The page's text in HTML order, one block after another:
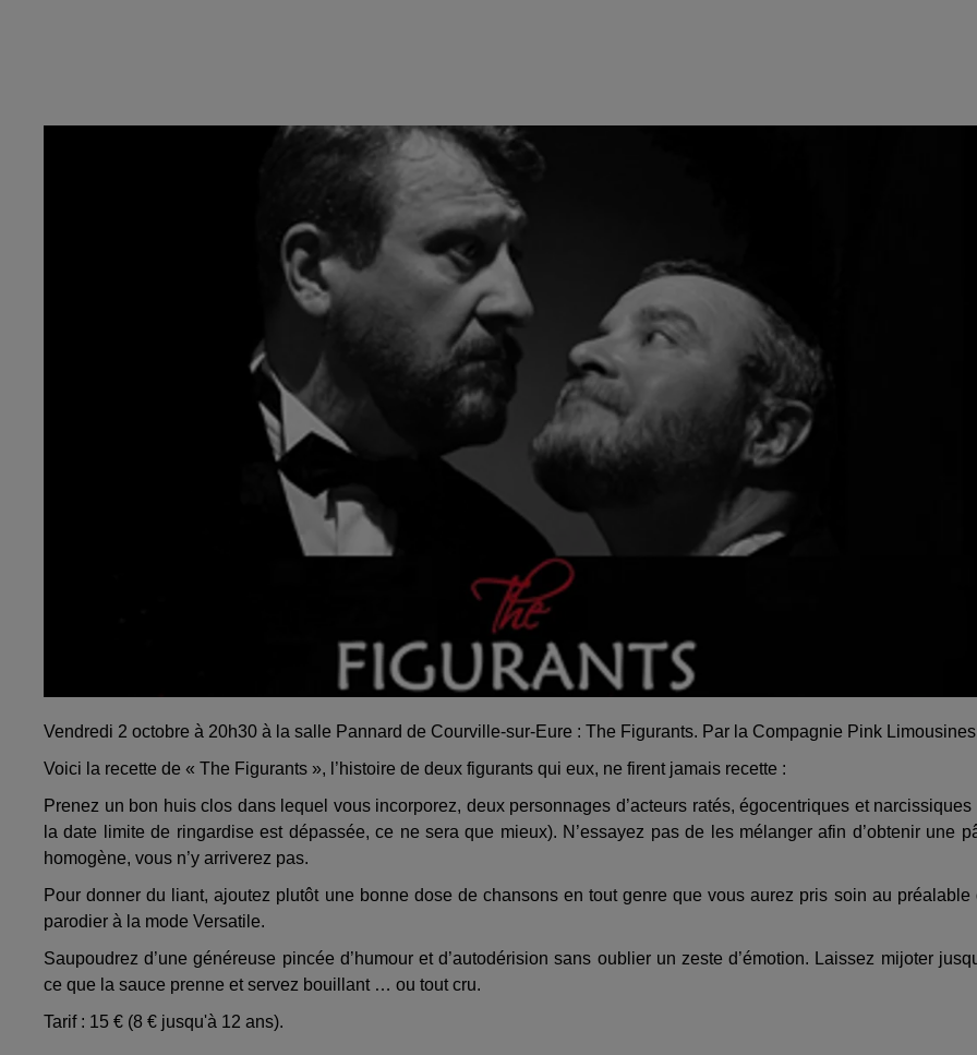
Vendredi 2 octobre à 20h30 à la salle Pannard de Courville-sur-Eure : The Figurants. Par la Compagnie Pink
Voici la recette de « The Figurants », l’histoire de deux figurants qui eux, ne firent jamais recette :
Prenez un bon huis clos dans lequel vous incorporez, deux personnages d’acteurs ratés, égocentriques et narcissiques
la date limite de ringardise est dépassée, ce ne sera que mieux). N’essayez pas de les mélanger afin d’obtenir une
homogène, vous n’y arriverez pas.
Pour donner du liant, ajoutez plutôt une bonne dose de chansons en tout genre que vous aurez pris soin au préalable
parodier à la mode Versatile.
Saupoudrez d’une généreuse pincée d’humour et d’autodérision sans oublier un zeste d’émotion. Laissez mijoter
ce que la sauce prenne et servez bouillant … ou tout cru.
Tarif : 15 € (8 € jusqu'à 12 ans).